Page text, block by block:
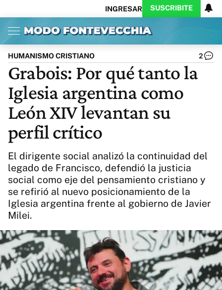
INGRESAR SUSCRIBITE
Inicio Ahora
Opinión
Política
Ciencia
Protagonistas
Cultura
Arte
Educación
Internacional
CARAS
Exitoina
Turismo
Videos
Córdoba
Reperfilar
Business
Noticias
Exitoina
Diario del Juicio
Actualidad
HUMANISMO CRISTIANO 2
Grabois: Por qué tanto la
Iglesia argentina como
León XIV levantan su
perfil crítico
El dirigente social analizó la continuidad del
legado de Francisco, defendió la justicia
social como eje del pensamiento cristiano y
se refirió al nuevo posicionamiento de la
Iglesia argentina frente al gobierno de Javier
Milei.